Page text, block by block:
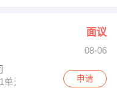
面议
08-06
元1501室
申请